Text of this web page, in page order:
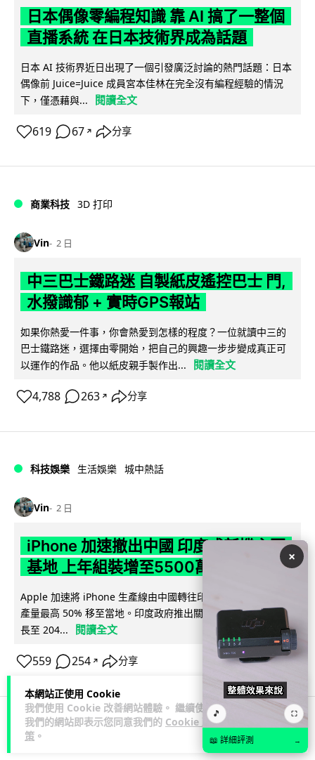
本網站正使用 Cookie
我們使用 Cookie 改善網站體驗。 繼續使用
我們的網站即表示您同意我們的 Cookie 政
策 。
日本偶像零編程知識 靠 AI 搞了一整個
直播系統 在日本技術界成為話題
日本 AI 技術界近日出現了一個引發廣泛討論的熱門話題：日本
偶像前 Juice=Juice 成員宮本佳林在完全沒有編程經驗的情況
下，僅憑藉與...
閱讀全文
619 67 ↗ 分享
商業科技 3D 打印
Vin 2 日
中三巴士鐵路迷 自製紙皮遙控巴士 門,
水撥識郁 + 實時GPS報站
如果你熱愛一件事，你會熱愛到怎樣的程度？一位就讀中三的
巴士鐵路迷，選擇由零開始，把自己的興趣一步步變成真正可
以運作的作品。他以紙皮親手製作出...
閱讀全文
4,788 263 ↗ 分享
科技娛樂 生活娛樂 城中熱話
Vin 2 日
iPhone 加速撤出中國 印度成新機主要
基地 上年組裝增至5500萬部
Apple 加速將 iPhone 生產線由中國轉往印度，目標兩年內將
產量最高 50% 移至當地。印度政府推出關稅豁免及稅務優惠延
長至 204...
閱讀全文
559 254 ↗ 分享
人工智能
×
🎵 ⛶
📖 詳細評測 →